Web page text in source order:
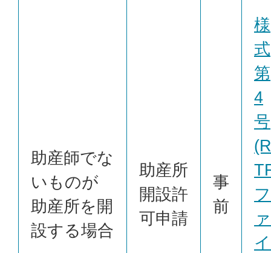
助産師でな
いものが
助産所を開
設する場合
助産所
開設許
可申請
事
前
様
式
第
4
号
(R
フ
ァ
イ